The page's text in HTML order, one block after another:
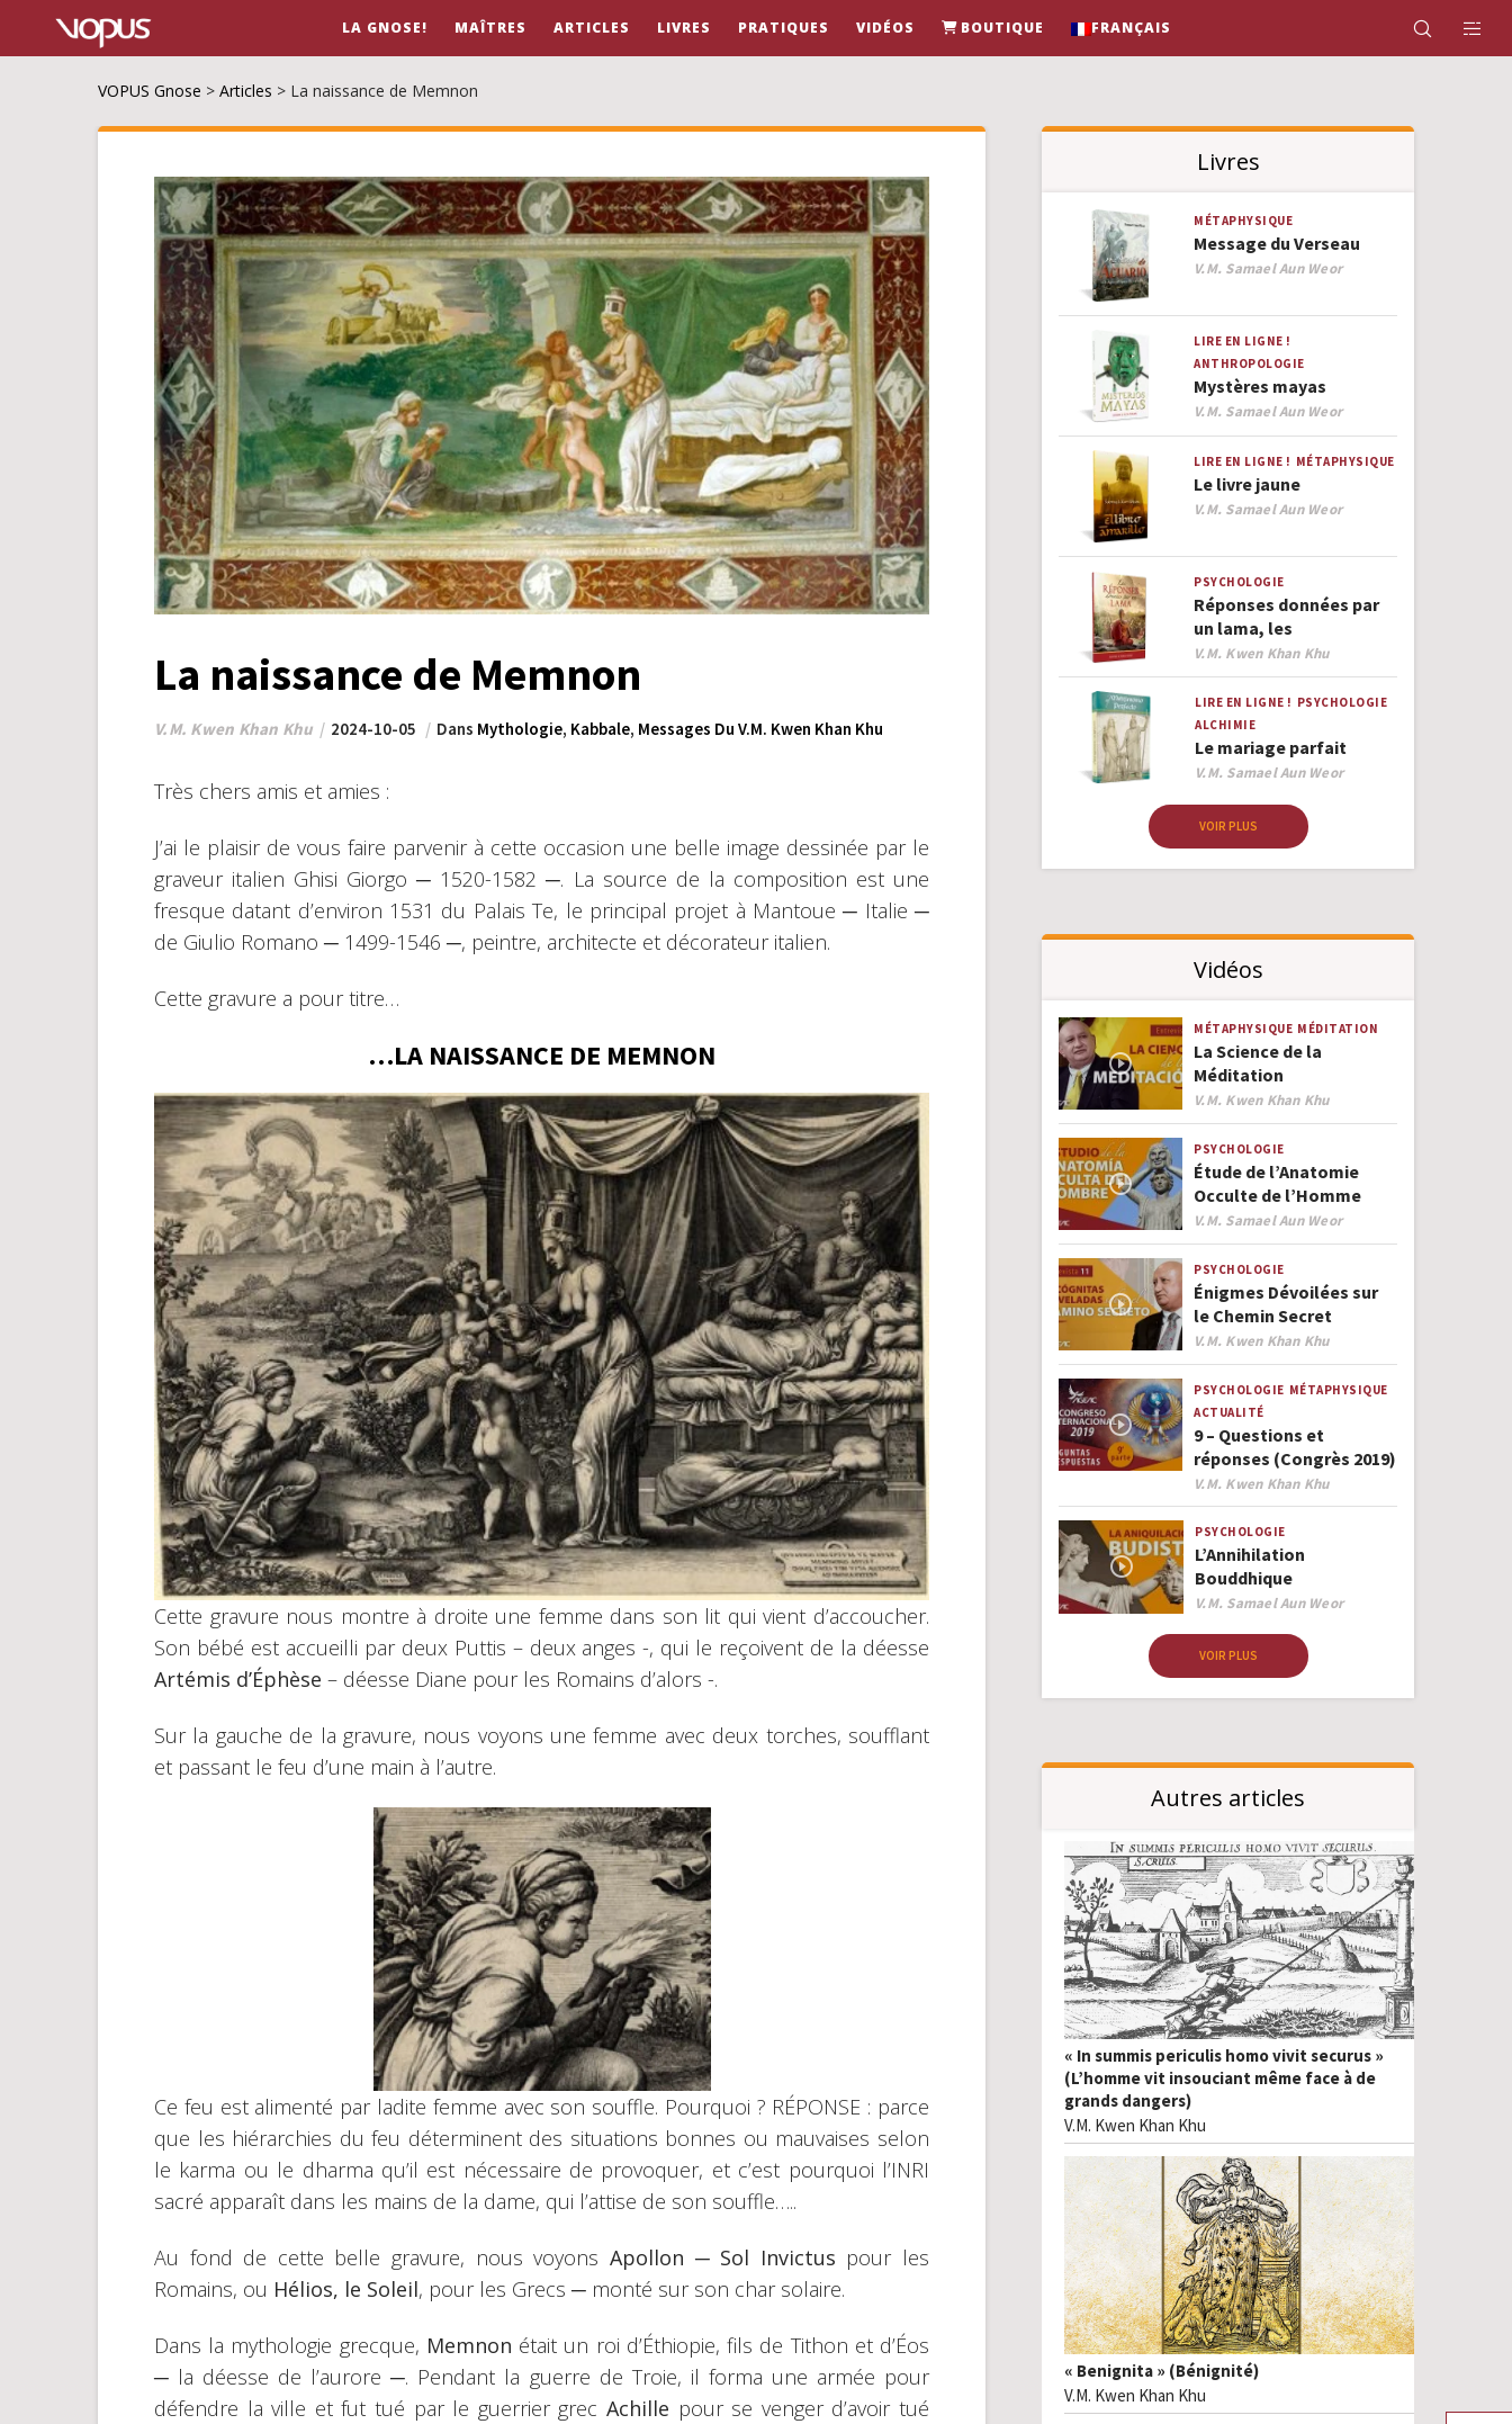
LA GNOSE! MAÎTRES ARTICLES LIVRES PRATIQUES VIDÉOS BOUTIQUE FRANÇAIS
VOPUS Gnose > Articles > La naissance de Memnon
La naissance de Memnon
V.M. Kwen Khan Khu 2024-10-05 Dans Mythologie, Kabbale, Messages Du V.M. Kwen Khan Khu
Très chers amis et amies :
J’ai le plaisir de vous faire parvenir à cette occasion une belle image dessinée par le
graveur italien Ghisi Giorgo ─ 1520-1582 ─. La source de la composition est une
fresque datant d’environ 1531 du Palais Te, le principal projet à Mantoue ─ Italie ─
de Giulio Romano ─ 1499-1546 ─, peintre, architecte et décorateur italien.
Cette gravure a pour titre…
…LA NAISSANCE DE MEMNON
Cette gravure nous montre à droite une femme dans son lit qui vient d’accoucher.
Son bébé est accueilli par deux Puttis – deux anges -, qui le reçoivent de la déesse
Artémis d’Éphèse – déesse Diane pour les Romains d’alors -.
Sur la gauche de la gravure, nous voyons une femme avec deux torches, soufflant
et passant le feu d’une main à l’autre.
Ce feu est alimenté par ladite femme avec son souffle. Pourquoi ? RÉPONSE : parce
que les hiérarchies du feu déterminent des situations bonnes ou mauvaises selon
le karma ou le dharma qu’il est nécessaire de provoquer, et c’est pourquoi l’INRI
sacré apparaît dans les mains de la dame, qui l’attise de son souffle…..
Au fond de cette belle gravure, nous voyons Apollon ─ Sol Invictus pour les
Romains, ou Hélios, le Soleil, pour les Grecs ─ monté sur son char solaire.
Dans la mythologie grecque, Memnon était un roi d’Éthiopie, fils de Tithon et d’Éos
─ la déesse de l’aurore ─. Pendant la guerre de Troie, il forma une armée pour
défendre la ville et fut tué par le guerrier grec Achille pour se venger d’avoir tué
Livres
MÉTAPHYSIQUE
Message du Verseau
Author
V.M. Samael Aun Weor
LIRE EN LIGNE !
ANTHROPOLOGIE
Mystères mayas
Author
V.M. Samael Aun Weor
LIRE EN LIGNE ! MÉTAPHYSIQUE
Le livre jaune
Author
V.M. Samael Aun Weor
PSYCHOLOGIE
Réponses données par
un lama, les
Author
V.M. Kwen Khan Khu
LIRE EN LIGNE ! PSYCHOLOGIE
ALCHIMIE
Le mariage parfait
Author
V.M. Samael Aun Weor
VOIR PLUS
Vidéos
MÉTAPHYSIQUE MÉDITATION
La Science de la
Méditation
Author
V.M. Kwen Khan Khu
PSYCHOLOGIE
Étude de l’Anatomie
Occulte de l’Homme
Author
V.M. Samael Aun Weor
PSYCHOLOGIE
Énigmes Dévoilées sur
le Chemin Secret
Author
V.M. Kwen Khan Khu
PSYCHOLOGIE MÉTAPHYSIQUE
ACTUALITÉ
9 – Questions et
réponses (Congrès 2019)
Author
V.M. Kwen Khan Khu
PSYCHOLOGIE
L’Annihilation
Bouddhique
Author
V.M. Samael Aun Weor
VOIR PLUS
Autres articles
« In summis periculis homo vivit securus »
(L’homme vit insouciant même face à de
grands dangers)
V.M. Kwen Khan Khu
« Benignita » (Bénignité)
V.M. Kwen Khan Khu